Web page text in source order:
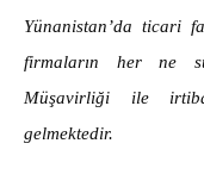
Yünanistan’da ticari
firmaların her ne
Müşavirliği ile
gelmektedir.